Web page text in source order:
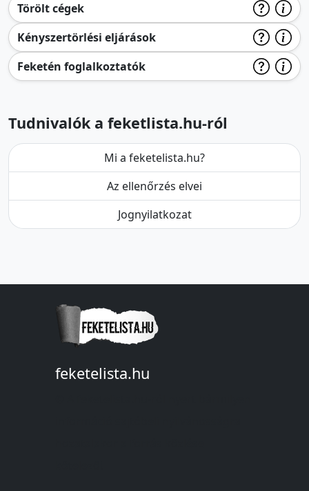
Törölt cégek
Kényszertörlési eljárások
Feketén foglalkoztatók
Tudnivalók a feketlista.hu-ról
Mi a feketelista.hu?
Az ellenőrzés elvei
Jognyilatkozat
feketelista.hu